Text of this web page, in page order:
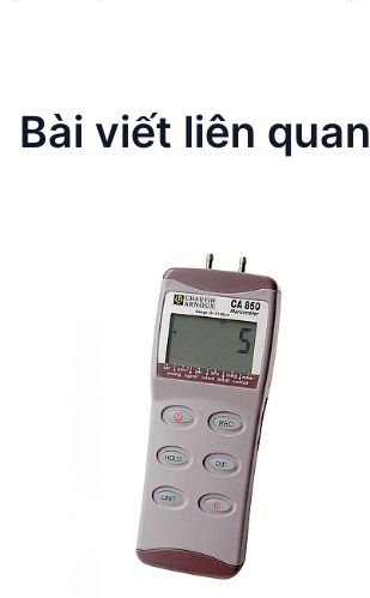
Bài viết liên quan